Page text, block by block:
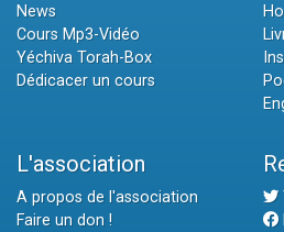
News
Cours Mp3-Vidéo
Yéchiva Torah-Box
Dédicacer un cours
L'association
A propos de l'association
Faire un don !